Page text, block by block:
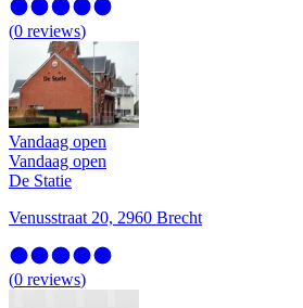
(0 reviews)
Vandaag open
Vandaag open
De Statie
Venusstraat 20, 2960 Brecht
(0 reviews)